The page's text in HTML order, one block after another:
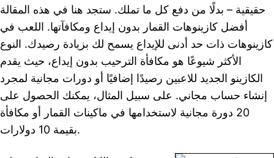
حقيقية – بدلًا من دفع كل ما تملك. ستجد هنا في هذه المقالة
أفضل كازينوهات القمار بدون إيداع ومكافآتها. اللعب في
كازينوهات ذات حد أدنى للإيداع يسمح لك بزيادة رصيدك. النوع
الأكثر شيوعًا هو مكافأة الترحيب بدون إيداع، حيث يقدم
الكازينو الجديد للاعبين رصيدًا إضافيًا أو دورات مجانية لمجرد
إنشاء حساب مجاني. على سبيل المثال، يمكنك الحصول على
20 دورة مجانية لاستخدامها في ماكينات القمار أو مكافأة
بقيمة 10 دولارات.